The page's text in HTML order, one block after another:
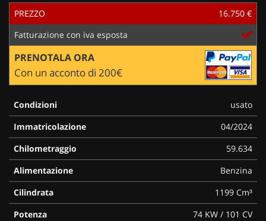
PREZZO
16.750 €
Fatturazione con iva esposta
PRENOTALA ORA
Con un acconto di 200€
Condizioni
usato
Immatricolazione
04/2024
Chilometraggio
59.634
Alimentazione
Benzina
Cilindrata
1199 Cm³
Potenza
74 KW / 101 CV